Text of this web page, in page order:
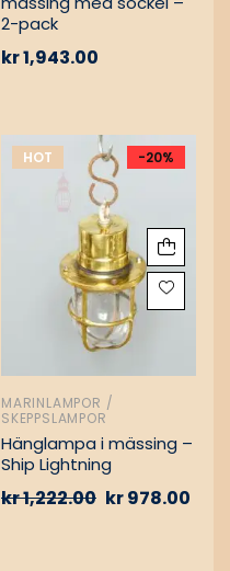
2-pack
kr1,943.00
HOT -20%
MARINLAMPOR /
SKEPPSLAMPOR
Hänglampa i mässing –
Ship Lightning
kr1,222.00 kr978.00